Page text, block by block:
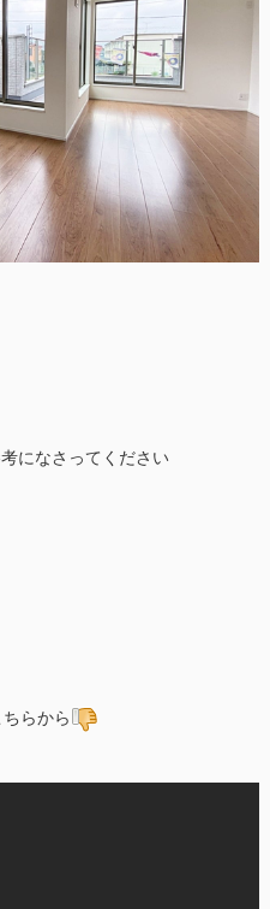
になさってください
らから